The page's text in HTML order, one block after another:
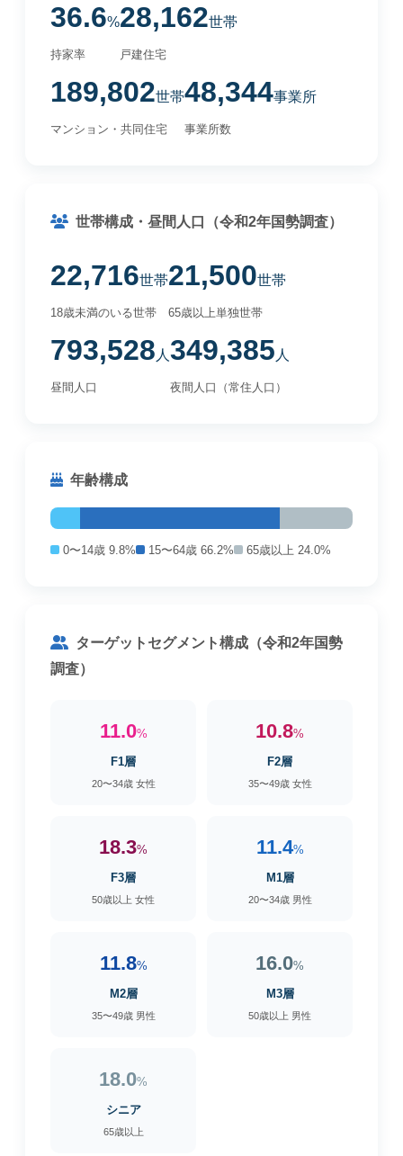
36.6%
持家率
28,162世帯
戸建住宅
189,802世帯
マンション・共同住宅
48,344事業所
事業所数
世帯構成・昼間人口（令和2年国勢調査）
22,716世帯
18歳未満のいる世帯
21,500世帯
65歳以上単独世帯
793,528 人
昼間人口
349,385 人
夜間人口（常住人口）
年齢構成
0〜14歳 9.8% 15〜64歳 66.2% 65歳以上 24.0%
ターゲットセグメント構成（令和2年国勢
調査）
11.0%
F1層
20〜34歳 女性
10.8%
F2層
35〜49歳 女性
18.3%
F3層
50歳以上 女性
11.4%
M1層
20〜34歳 男性
11.8%
M2層
35〜49歳 男性
16.0%
M3層
50歳以上 男性
18.0%
シニア
65歳以上